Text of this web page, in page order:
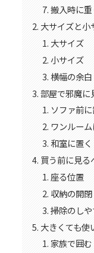
搬入時に
大サイズと小
大サイズ
小サイズ
横幅の余白
部屋で邪魔に
ソファ前に
ワンルーム
和室に置く
買う前に見
座る位置
収納の開閉
掃除のし
大きくても使
家族で囲む